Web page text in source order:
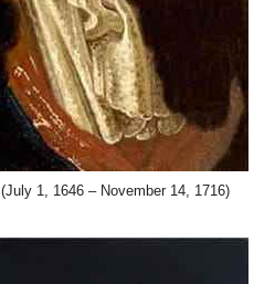
1, 1646 – November 14, 1716)